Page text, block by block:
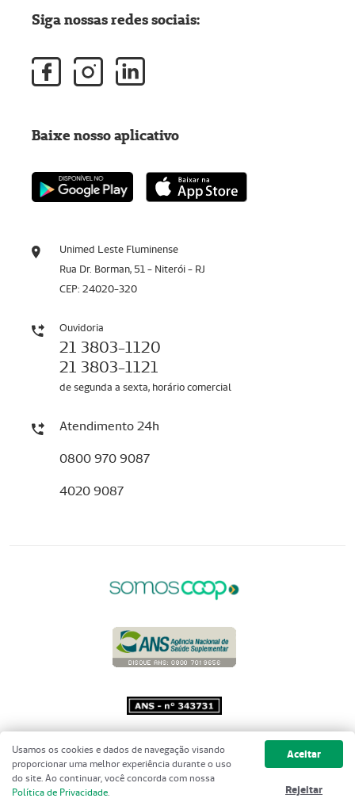
Unimed Leste Fluminense
Rua Dr. Borman, 51 - Niterói - RJ
CEP: 24020-320
Ouvidoria
21 3803-1120
21 3803-1121
de segunda a sexta, horário comercial
Atendimento 24h
0800 970 9087
4020 9087
Siga nossas redes sociais:
Baixe nosso aplicativo
Copyright 2001 - 2026 Unimed do
Brasil - Todos os direitos reservados
Usamos os cookies e dados de navegação visando
proporcionar uma melhor experiência durante o uso
do site. Ao continuar, você concorda com nossa
Política de Privacidade.
Aceitar
Rejeitar